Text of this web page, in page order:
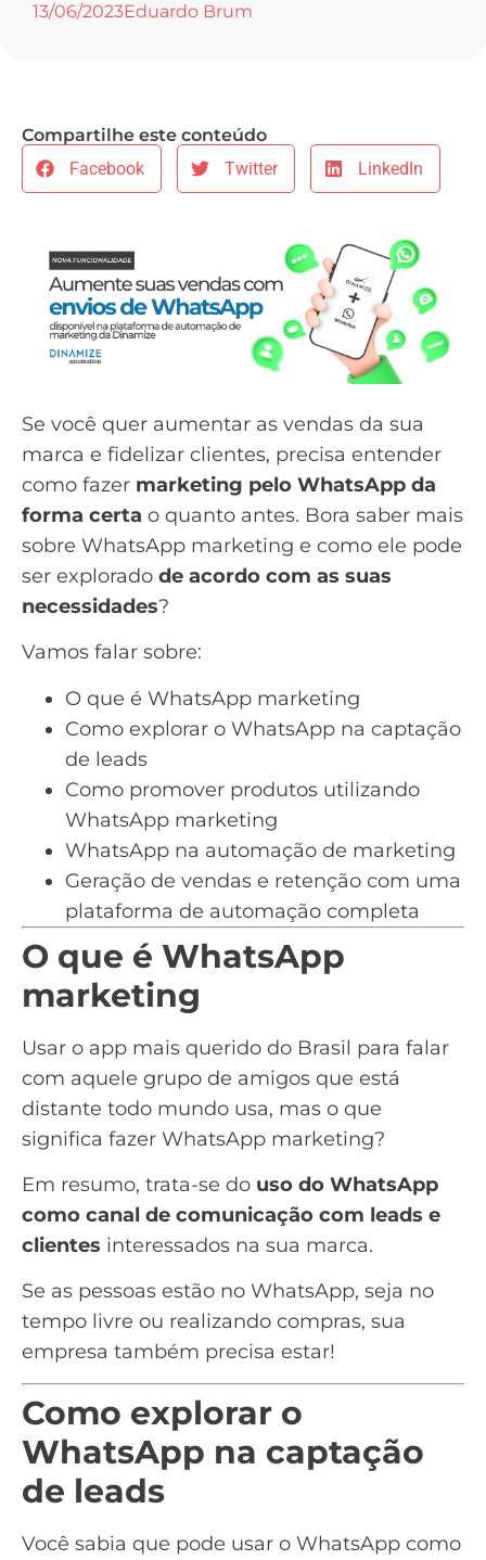
13/06/2023Eduardo Brum
Compartilhe este conteúdo
Facebook
Twitter LinkedIn
Se você quer aumentar as vendas da sua
marca e fidelizar clientes, precisa entender
como fazer marketing pelo WhatsApp da
forma certa o quanto antes. Bora saber mais
sobre WhatsApp marketing e como ele pode
ser explorado de acordo com as suas
necessidades?
Vamos falar sobre:
O que é WhatsApp marketing
Como explorar o WhatsApp na captação
de leads
Como promover produtos utilizando
WhatsApp marketing
WhatsApp na automação de marketing
Geração de vendas e retenção com uma
plataforma de automação completa
O que é WhatsApp
marketing
Usar o app mais querido do Brasil para falar
com aquele grupo de amigos que está
distante todo mundo usa, mas o que
significa fazer WhatsApp marketing?
Em resumo, trata-se do uso do WhatsApp
como canal de comunicação com leads e
clientes interessados na sua marca.
Se as pessoas estão no WhatsApp, seja no
tempo livre ou realizando compras, sua
empresa também precisa estar!
Como explorar o
WhatsApp na captação
de leads
Você sabia que pode usar o WhatsApp como